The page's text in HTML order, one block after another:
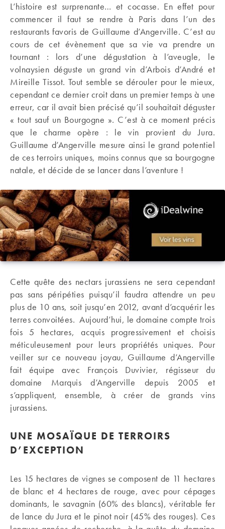
L’histoire est surprenante… et cocasse. En effet pour
commencer il faut se rendre à Paris dans l’un des
restaurants favoris de Guillaume d’Angerville. C’est au
cours de cet évènement que sa vie va prendre un
tournant : lors d’une dégustation à l’aveugle, le
volnaysien déguste un grand vin d’Arbois d’André et
Mireille Tissot. Tout semble se dérouler pour le mieux,
cependant ce dernier croit dans un premier temps à une
erreur, car il avait bien précisé qu’il souhaitait déguster
« tout sauf un Bourgogne ». C’est à ce moment précis
que le charme opère : le vin provient du Jura.
Guillaume d’Angerville mesure ainsi le grand potentiel
de ces terroirs uniques, moins connus que sa bourgogne
natale, et décide de se lancer dans l’aventure !
Cette quête des nectars jurassiens ne sera cependant
pas sans péripéties puisqu’il faudra attendre un peu
plus de 10 ans, soit jusqu’en 2012, avant d’acquérir les
terres convoitées. Aujourd’hui, le domaine compte trois
fois 5 hectares, acquis progressivement et choisis
méticuleusement pour leurs propriétés uniques. Pour
veiller sur ce nouveau joyau, Guillaume d’Angerville
fait équipe avec François Duvivier, régisseur du
domaine Marquis d’Angerville depuis 2005 et
s’appliquent, ensemble, à créer de grands vins
jurassiens.
UNE MOSAÏQUE DE TERROIRS
D’EXCEPTION
Les 15 hectares de vignes se composent de 11 hectares
de blanc et 4 hectares de rouge, avec pour cépages
dominants, le savagnin (60% des blancs), véritable fer
de lance du Jura et le pinot noir (45% des rouges). Ces